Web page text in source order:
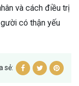
và cách điều trị
có thận yếu
sẻ: